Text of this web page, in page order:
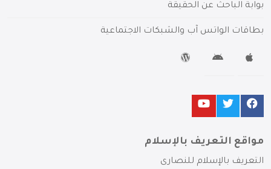
بوابة الباحث عن الحقيقة
بطاقات الواتس آب والشبكات الاجتماعية
مواقع التعريف بالإسلام
التعريف بالإسلام للنصارى